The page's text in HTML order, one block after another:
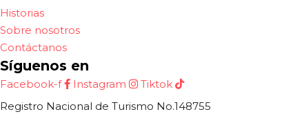
Historias
Sobre nosotros
Contáctanos
Síguenos en
Facebook-f Instagram
Tiktok
Registro Nacional de Turismo No.148755